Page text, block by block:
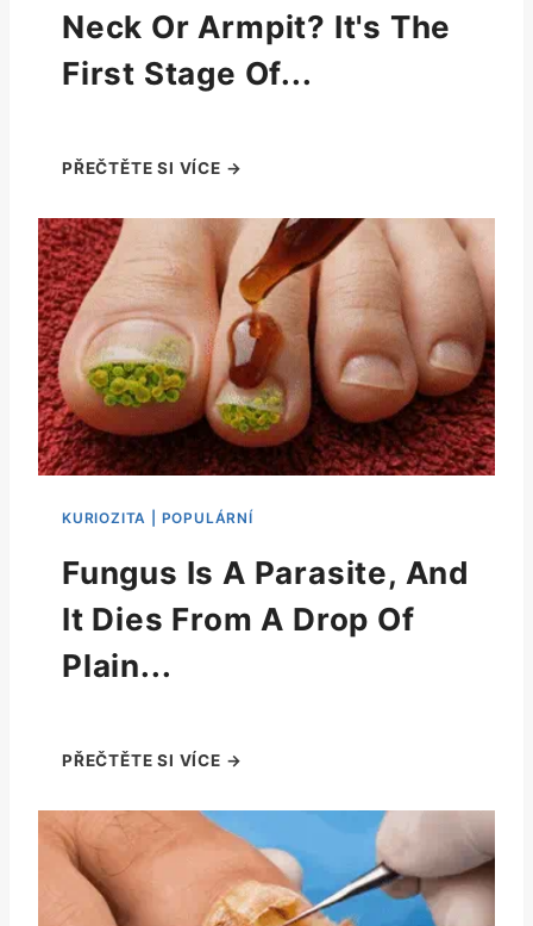
Neck Or Armpit? It's The
First Stage Of...
Fungus Is A Parasite, And
It Dies From A Drop Of
Plain...